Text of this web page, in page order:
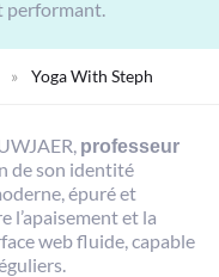
performant.
» Yoga With Steph
professeur
de son identité
épuré et
l’apaisement et la
web fluide, capable